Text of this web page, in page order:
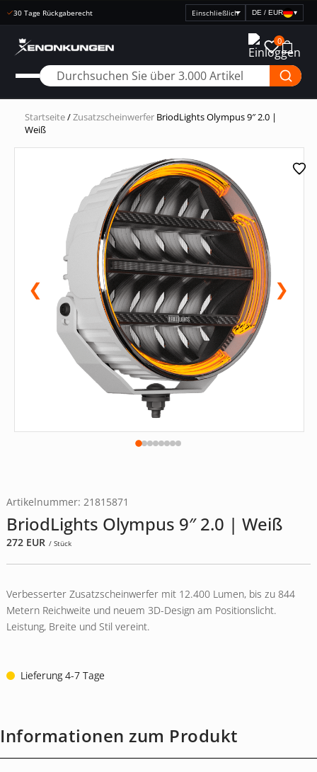
Schnelle Lieferung
PreisanzeigeDE / EUR ▾
0
Startseite/Zusatzscheinwerfer BriodLights Olympus 9″ 2.0 |
Weiß
❮ ❯
Artikelnummer: 21815871
BriodLights Olympus 9″ 2.0 | Weiß
272 EUR / Stück
Verbesserter Zusatzscheinwerfer mit 12.400 Lumen, bis zu 844
Metern Reichweite und neuem 3D-Design am Positionslicht.
Leistung, Breite und Stil vereint.
Lieferung 4-7 Tage
Informationen zum Produkt